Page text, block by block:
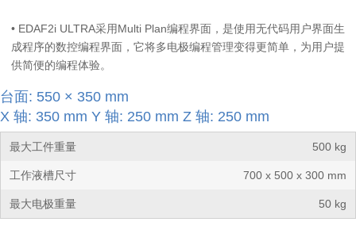
• EDAF2i ULTRA采用Multi Plan编程界面，是使用无代码用户界面生
成程序的数控编程界面，它将多电极编程管理变得更简单，为用户提
供简便的编程体验。
台面: 550 × 350 mm
X 轴: 350 mm Y 轴: 250 mm Z 轴: 250 mm
最大工件重量 500 kg
工作液槽尺寸 700 x 500 x 300 mm
最大电极重量 50 kg